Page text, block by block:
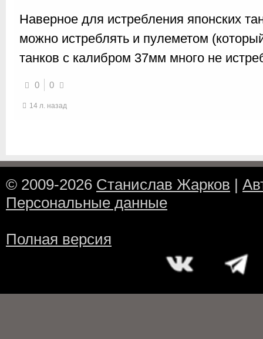
Наверное для истребления японских
можно истреблять и пулеметом
танков с калибром 37мм много не
0 0
14 л. назад
© 2009-2026 Станислав Жарков |
Персональные данные
Полная версия